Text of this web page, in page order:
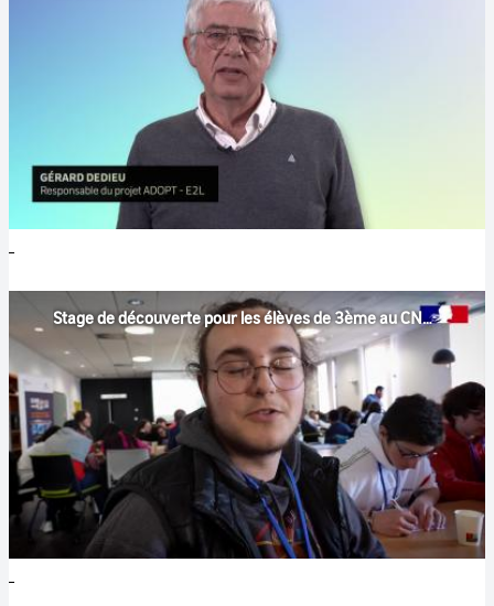
Stage de découverte pour les élèves de 3ème au CNES